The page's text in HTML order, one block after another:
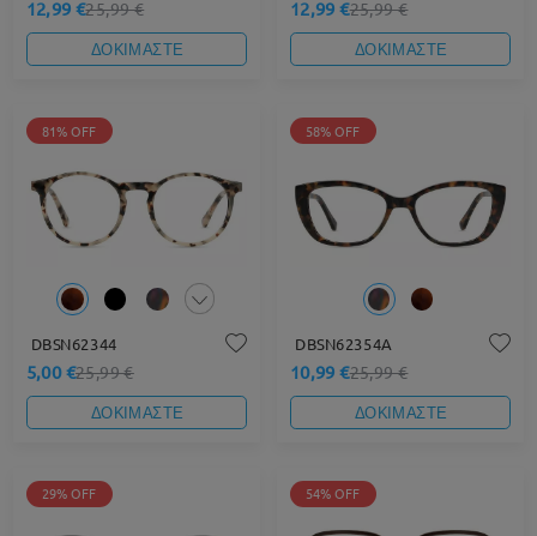
12,99 €25,99 €
ΔΟΚΙΜΑΣΤΕ
12,99 €25,99 €
ΔΟΚΙΜΑΣΤΕ
81% OFF
DBSN62344
5,00 €25,99 €
ΔΟΚΙΜΑΣΤΕ
58% OFF
DBSN62354A
10,99 €25,99 €
ΔΟΚΙΜΑΣΤΕ
29% OFF 54% OFF